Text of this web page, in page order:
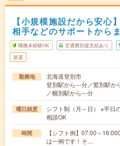
【小規模施設だから安心
相手などのサポートから
職種未経験OK 交通費別途支給あり
派遣
勤務地
北海道登別市
登別駅から---分／鷲別駅か
／幌別駅から---分
曜日頻度
シフト制（月～日） ※平日
相談OK
時間
【シフト例】07:00～
は一例です！そ…